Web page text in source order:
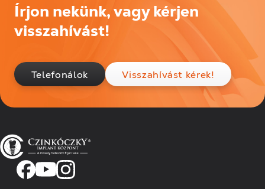
Tovább olvasom
Írjon nekünk, vagy kérjen
visszahívást!
Telefonálok Visszahívást kérek!